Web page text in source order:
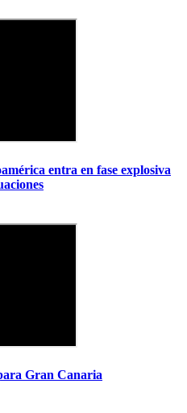
entra en fase explosiva
Gran Canaria